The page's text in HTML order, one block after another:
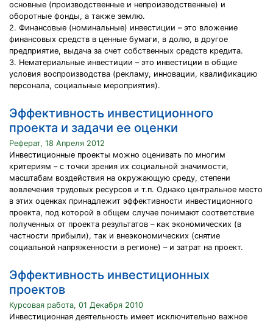
основные (производственные и непроизводственные) и
оборотные фонды, а также землю.
2. Финансовые (номинальные) инвестиции – это вложение
финансовых средств в ценные бумаги, в долю, в другое
предприятие, выдача за счет собственных средств кредита.
3. Нематериальные инвестиции – это инвестиции в общие
условия воспроизводства (рекламу, инновации, квалификацию
персонала, социальные мероприятия).
Эффективность инвестиционного
проекта и задачи ее оценки
Реферат, 18 Апреля 2012
Инвестиционные проекты можно оценивать по многим
критериям – с точки зрения их социальной значимости,
масштабам воздействия на окружающую среду, степени
вовлечения трудовых ресурсов и т.п. Однако центральное место
в этих оценках принадлежит эффективности инвестиционного
проекта, под которой в общем случае понимают соответствие
полученных от проекта результатов – как экономических (в
частности прибыли), так и внеэкономических (снятие
социальной напряженности в регионе) – и затрат на проект.
Эффективность инвестиционных
проектов
Курсовая работа, 01 Декабря 2010
Инвестиционная деятельность имеет исключительно важное